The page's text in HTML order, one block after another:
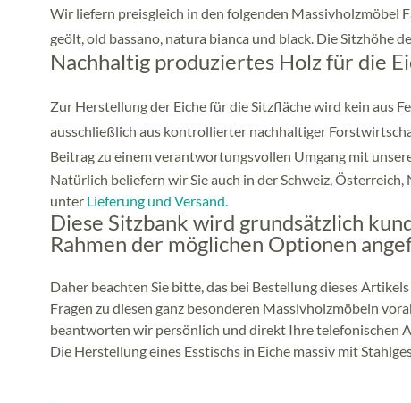
Wir liefern preisgleich in den folgenden Massivholzmöbel
geölt, old bassano, natura bianca und black. Die Sitzhöhe
Nachhaltig produziertes Holz für die
Zur Herstellung der Eiche für die Sitzfläche wird kein aus
ausschließlich aus kontrollierter nachhaltiger
Beitrag zu einem verantwortungsvollen Umgang mit
Natürlich beliefern wir Sie auch in der Schweiz,
unter Lieferung und Versand.
Diese Sitzbank wird grundsätzlich
Rahmen der möglichen Optionen
Daher beachten Sie bitte, das bei Bestellung dieses
Fragen zu diesen ganz besonderen Massivholzmöbeln
beantworten wir persönlich und direkt Ihre telefonischen
Die Herstellung eines Esstischs in Eiche massiv mit